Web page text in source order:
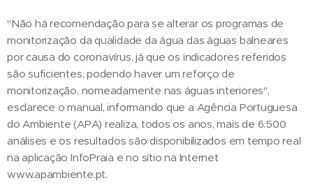
"Não há recomendação para se alterar os programas de
monitorização da qualidade da água das águas balneares
por causa do coronavírus, já que os indicadores referidos
são suficientes, podendo haver um reforço de
monitorização, nomeadamente nas águas interiores",
esclarece o manual, informando que a Agência Portuguesa
do Ambiente (APA) realiza, todos os anos, mais de 6.500
análises e os resultados são disponibilizados em tempo real
na aplicação InfoPraia e no sítio na Internet
www.apambiente.pt.